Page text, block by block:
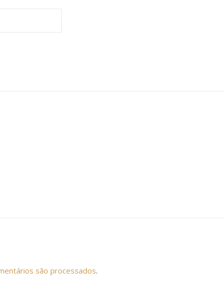
são processados.